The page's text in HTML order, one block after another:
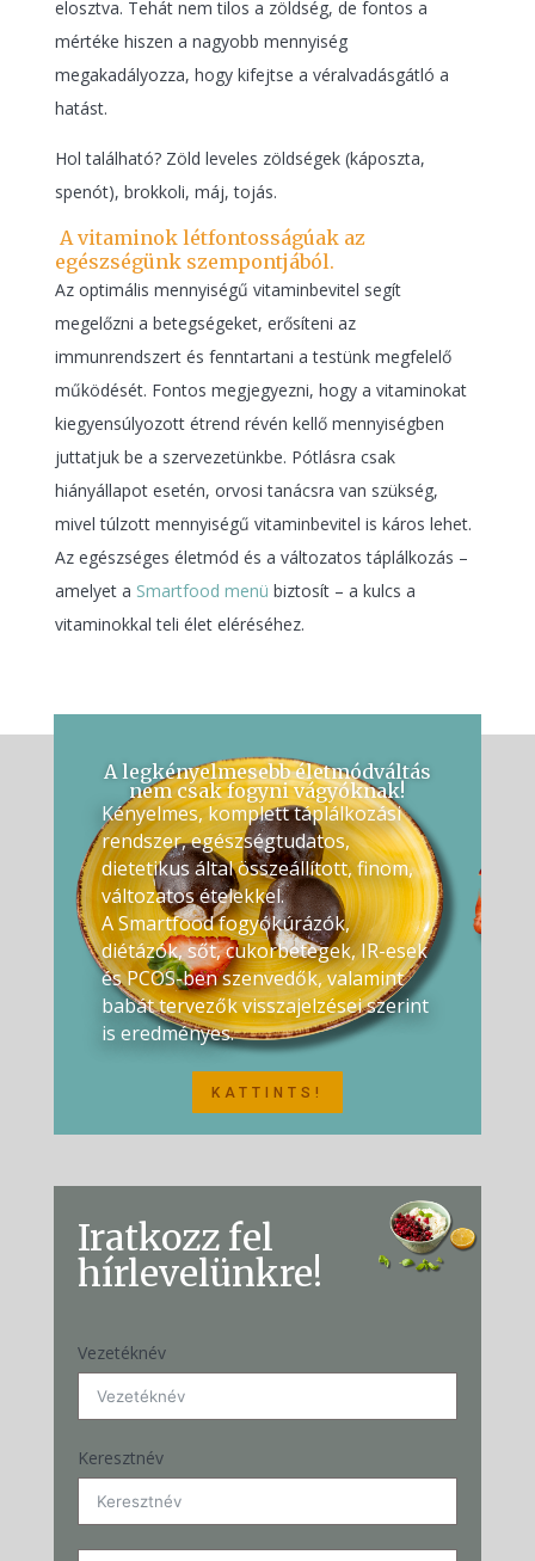
elosztva. Tehát nem tilos a zöldség, de fontos a
mértéke hiszen a nagyobb mennyiség
megakadályozza, hogy kifejtse a véralvadásgátló a
hatást.
Hol található? Zöld leveles zöldségek (káposzta,
spenót), brokkoli, máj, tojás.
A vitaminok létfontosságúak az
egészségünk szempontjából.
Az optimális mennyiségű vitaminbevitel segít
megelőzni a betegségeket, erősíteni az
immunrendszert és fenntartani a testünk megfelelő
működését. Fontos megjegyezni, hogy a vitaminokat
kiegyensúlyozott étrend révén kellő mennyiségben
juttatjuk be a szervezetünkbe. Pótlásra csak
hiányállapot esetén, orvosi tanácsra van szükség,
mivel túlzott mennyiségű vitaminbevitel is káros lehet.
Az egészséges életmód és a változatos táplálkozás –
amelyet a Smartfood menü biztosít – a kulcs a
vitaminokkal teli élet eléréséhez.
A legkényelmesebb életmódváltás
nem csak fogyni vágyóknak!
Kényelmes, komplett táplálkozási
rendszer, egészségtudatos,
dietetikus által összeállított, finom,
változatos ételekkel.
A Smartfood fogyókúrázók,
diétázók, sőt, cukorbetegek, IR-esek
és PCOS-ben szenvedők, valamint
babát tervezők visszajelzései szerint
is eredményes.
KATTINTS!
Iratkozz fel
hírlevelünkre!
Vezetéknév
Keresztnév